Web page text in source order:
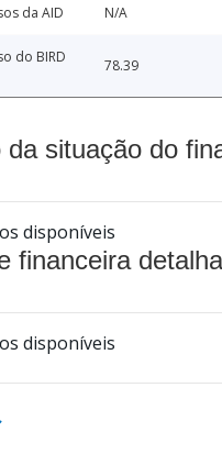
da AID N/A
do BIRD
78.39
da situação do
disponíveis
financeira
disponíveis